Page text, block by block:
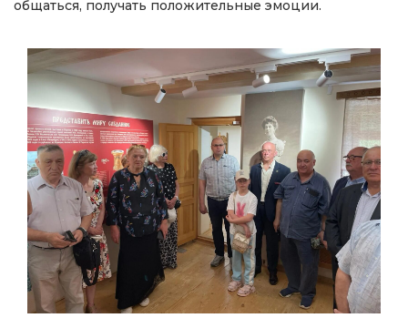
общаться, получать положительные эмоции.